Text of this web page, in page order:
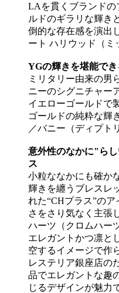
LAを貫くブランドの
ルドのギラリな輝き
倒的な存在感を演出
ート ハリウッド（ミ
YGの輝きを堪能で
ミリタリー由来の男
ニーのシグニチャー
イエローゴールドで
ゴールドの純粋な輝
／バニー（ディプト
意外性のなかに"ら
ス
小粒ななかにも確か
輝きを纏うブレスレ
れた“CHプラス”の
さをさり気なく主張
ハーツ（クロムハー
エレガントかつ凛と
空するイメージで作
レステリア銀座店の
品でエレガントな趣
じるデザインが魅力